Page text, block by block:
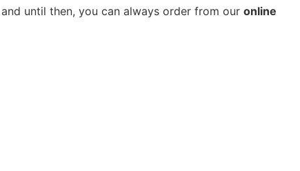
and until then, you can always order from our online